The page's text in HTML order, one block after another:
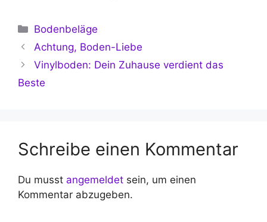
Kategorien
Bodenbeläge
Achtung, Boden-Liebe
Vinylboden: Dein Zuhause verdient das
Beste
Schreibe einen Kommentar
Du musst angemeldet sein, um einen
Kommentar abzugeben.